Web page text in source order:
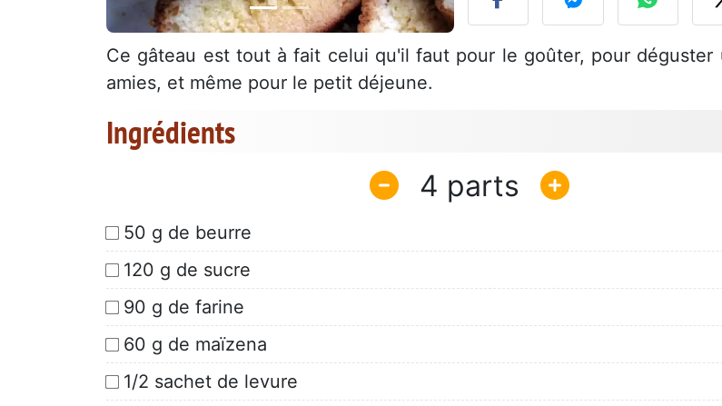
Ce gâteau est tout à fait celui qu'il faut pour le goûter, pour déguster
amies, et même pour le petit déjeune.
Ingrédients
4
50 g de beurre
120 g de sucre
90 g de farine
60 g de maïzena
1/2 sachet de levure